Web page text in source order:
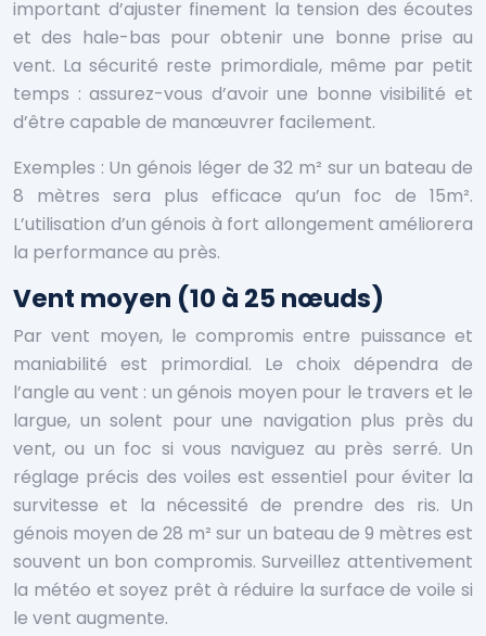
important d’ajuster finement la tension des écoutes
et des hale-bas pour obtenir une bonne prise au
vent. La sécurité reste primordiale, même par petit
temps : assurez-vous d’avoir une bonne visibilité et
d’être capable de manœuvrer facilement.
Exemples : Un génois léger de 32 m² sur un bateau de
8 mètres sera plus efficace qu’un foc de 15m².
L’utilisation d’un génois à fort allongement améliorera
la performance au près.
Vent moyen (10 à 25 nœuds)
Par vent moyen, le compromis entre puissance et
maniabilité est primordial. Le choix dépendra de
l’angle au vent : un génois moyen pour le travers et le
largue, un solent pour une navigation plus près du
vent, ou un foc si vous naviguez au près serré. Un
réglage précis des voiles est essentiel pour éviter la
survitesse et la nécessité de prendre des ris. Un
génois moyen de 28 m² sur un bateau de 9 mètres est
souvent un bon compromis. Surveillez attentivement
la météo et soyez prêt à réduire la surface de voile si
le vent augmente.